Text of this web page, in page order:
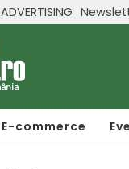
ADVERTISING
E-commerce